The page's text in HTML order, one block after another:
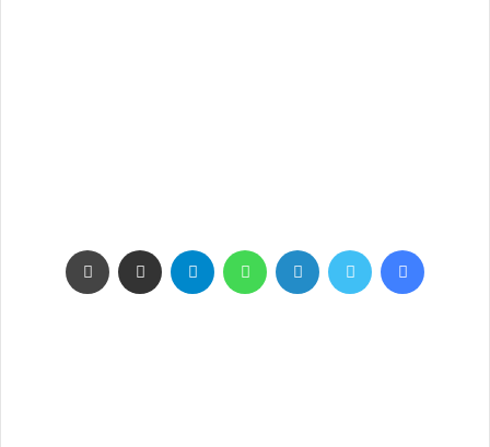
فيسبوك تويتر لينكدإن واتساب تيلقرام مشاركة عبر البريد